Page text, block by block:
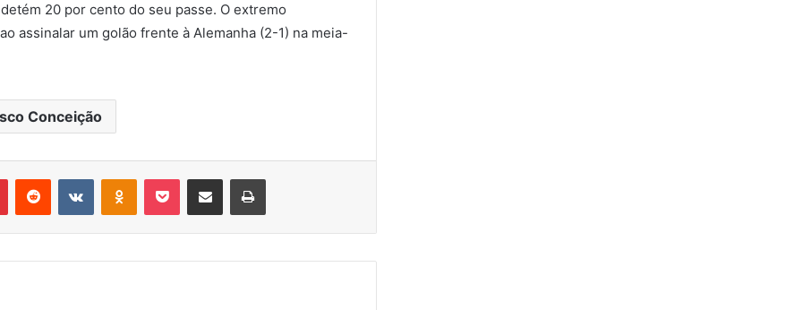
20 por cento do seu passe. O extremo
assinalar um golão frente à Alemanha (2-1) na meia-
Conceição
PinterestReddit VK OK Pocket Compartilhar via e-mail Imprimir